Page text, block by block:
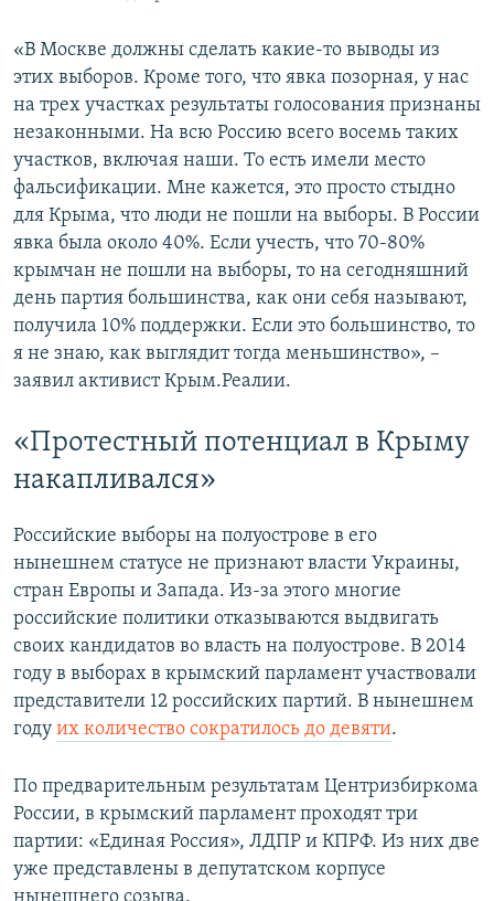
«В Москве должны сделать какие-то выводы из
этих выборов. Кроме того, что явка позорная, у нас
на трех участках результаты голосования признаны
незаконными. На всю Россию всего восемь таких
участков, включая наши. То есть имели место
фальсификации. Мне кажется, это просто стыдно
для Крыма, что люди не пошли на выборы. В России
явка была около 40%. Если учесть, что 70-80%
крымчан не пошли на выборы, то на сегодняшний
день партия большинства, как они себя называют,
получила 10% поддержки. Если это большинство, то
я не знаю, как выглядит тогда меньшинство», –
заявил активист Крым.Реалии.
«Протестный потенциал в Крыму
накапливался»
Российские выборы на полуострове в его
нынешнем статусе не признают власти Украины,
стран Европы и Запада. Из-за этого многие
российские политики отказываются выдвигать
своих кандидатов во власть на полуострове. В 2014
году в выборах в крымский парламент участвовали
представители 12 российских партий. В нынешнем
году их количество сократилось до девяти.
По предварительным результатам Центризбиркома
России, в крымский парламент проходят три
партии: «Единая Россия», ЛДПР и КПРФ. Из них две
уже представлены в депутатском корпусе